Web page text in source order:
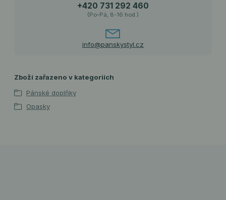
+420 731 292 460
(Po-Pá, 8-16 hod.)
info@panskystyl.cz
Zboží zařazeno v kategoriích
Pánské doplňky
Opasky